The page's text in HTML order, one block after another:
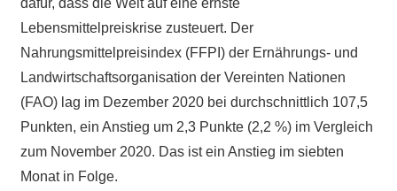
Lebensmittelpreiskrise zusteuert. Der
Nahrungsmittelpreisindex (FFPI) der Ernährungs- und
Landwirtschaftsorganisation der Vereinten Nationen
(FAO) lag im Dezember 2020 bei durchschnittlich 107,5
Punkten, ein Anstieg um 2,3 Punkte (2,2 %) im Vergleich
zum November 2020. Das ist ein Anstieg im siebten
Monat in Folge.